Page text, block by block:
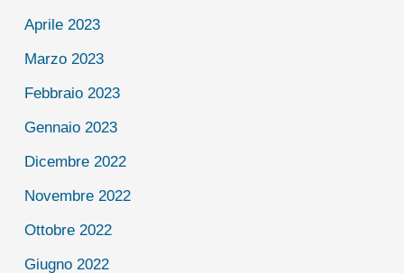
Aprile 2023
Marzo 2023
Febbraio 2023
Gennaio 2023
Dicembre 2022
Novembre 2022
Ottobre 2022
Giugno 2022